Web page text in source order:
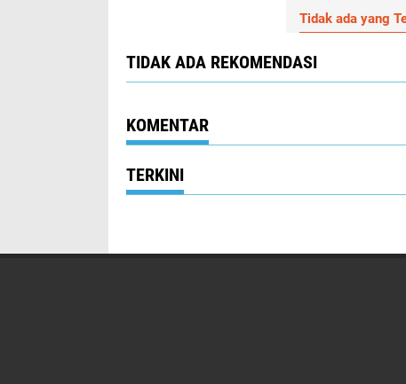
Tidak ada yang
TIDAK ADA REKOMENDASI
KOMENTAR
TERKINI